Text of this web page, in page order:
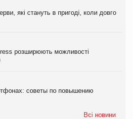
які стануть в пригоді, коли довго
розширюють можливості
советы по повышению
Всі новини